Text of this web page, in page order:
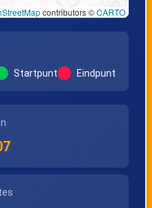
contributors ©CARTO
Startpunt Eindpunt